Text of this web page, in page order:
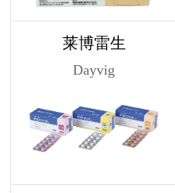
莱博雷生
Dayvig